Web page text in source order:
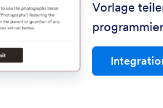
Vorlage